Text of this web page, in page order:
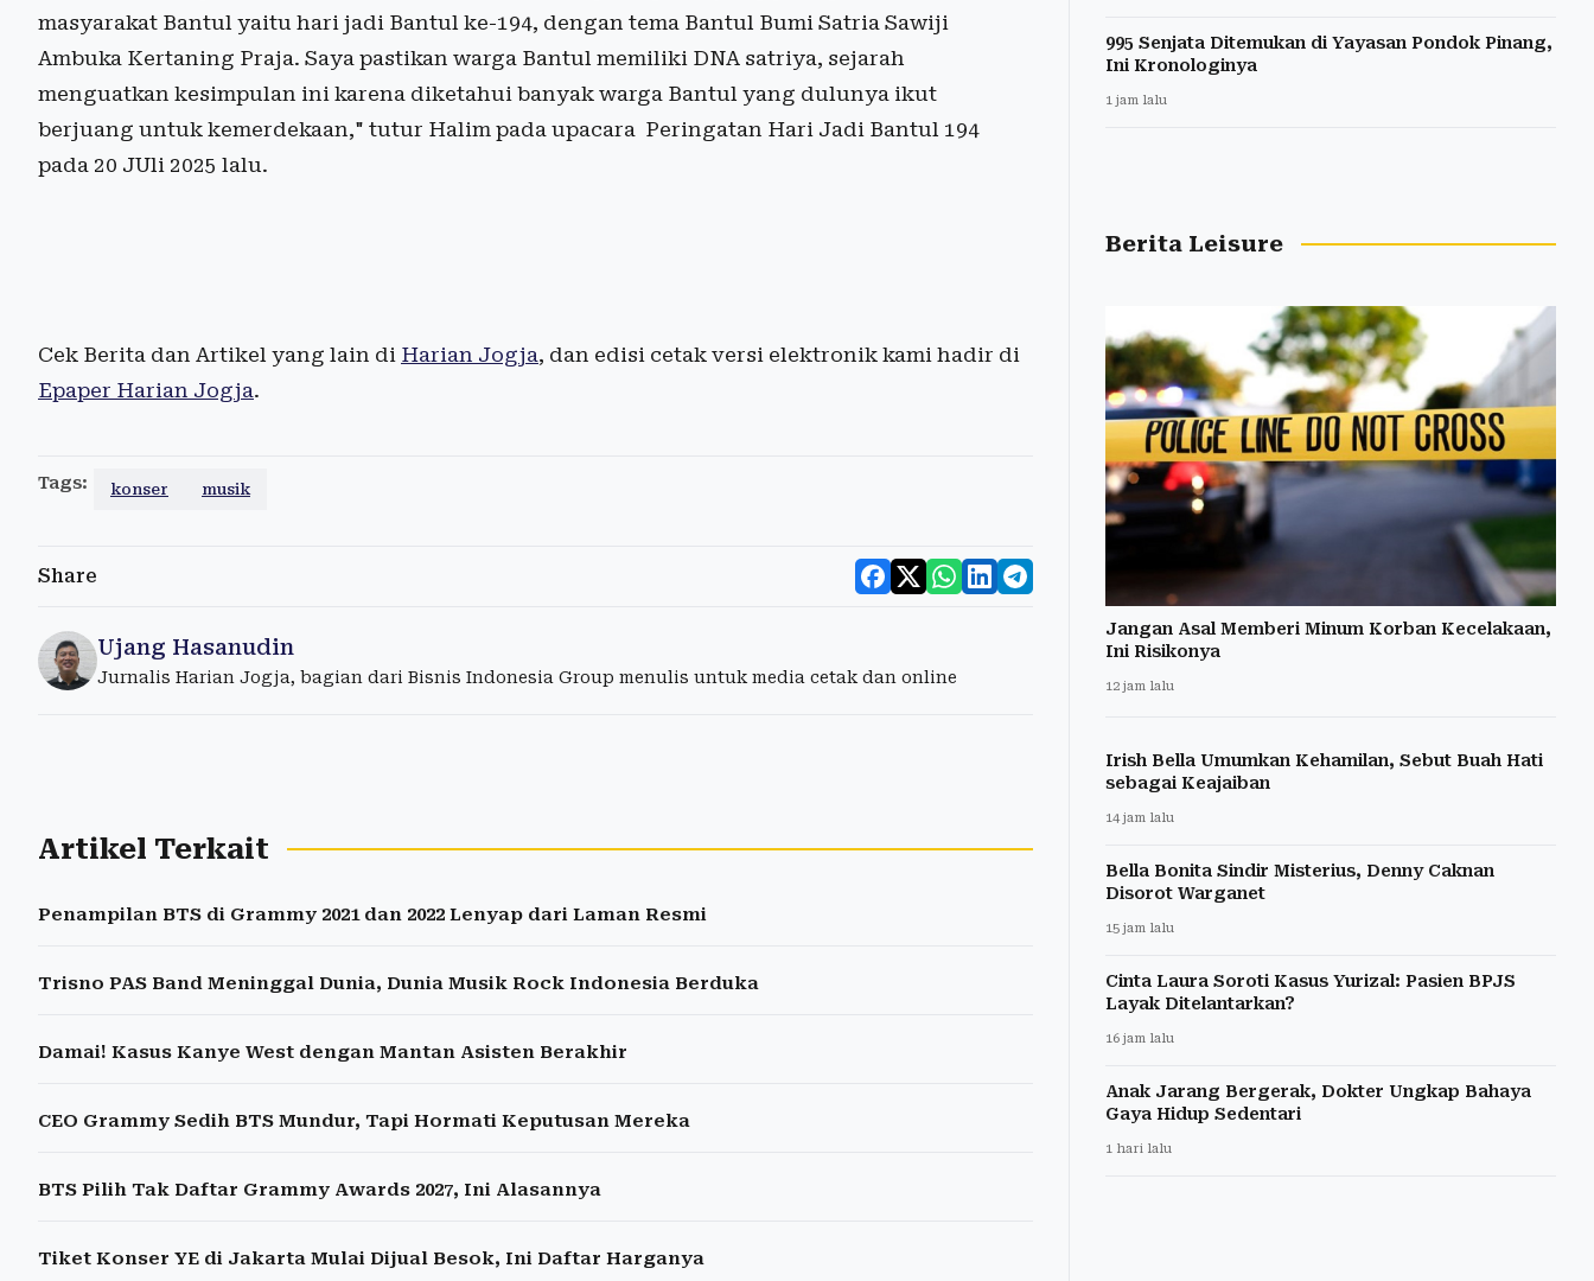
masyarakat Bantul yaitu hari jadi Bantul ke-194, dengan tema Bantul Bumi Satria Sawiji
Ambuka Kertaning Praja. Saya pastikan warga Bantul memiliki DNA satriya, sejarah
menguatkan kesimpulan ini karena diketahui banyak warga Bantul yang dulunya ikut
berjuang untuk kemerdekaan," tutur Halim pada upacara Peringatan Hari Jadi Bantul 194
pada 20 JUli 2025 lalu.
Cek Berita dan Artikel yang lain di Harian Jogja, dan edisi cetak versi elektronik kami hadir di
Epaper Harian Jogja.
Tags: konser musik
Share
Ujang Hasanudin
Jurnalis Harian Jogja, bagian dari Bisnis Indonesia Group menulis untuk media cetak dan online
Artikel Terkait
Penampilan BTS di Grammy 2021 dan 2022 Lenyap dari Laman Resmi
Trisno PAS Band Meninggal Dunia, Dunia Musik Rock Indonesia Berduka
Damai! Kasus Kanye West dengan Mantan Asisten Berakhir
CEO Grammy Sedih BTS Mundur, Tapi Hormati Keputusan Mereka
BTS Pilih Tak Daftar Grammy Awards 2027, Ini Alasannya
Tiket Konser YE di Jakarta Mulai Dijual Besok, Ini Daftar Harganya
995 Senjata Ditemukan di Yayasan Pondok Pinang,
Ini Kronologinya
1 jam lalu
Berita Leisure
Jangan Asal Memberi Minum Korban Kecelakaan,
Ini Risikonya
12 jam lalu
Irish Bella Umumkan Kehamilan, Sebut Buah Hati
sebagai Keajaiban
14 jam lalu
Bella Bonita Sindir Misterius, Denny Caknan
Disorot Warganet
15 jam lalu
Cinta Laura Soroti Kasus Yurizal: Pasien BPJS
Layak Ditelantarkan?
16 jam lalu
Anak Jarang Bergerak, Dokter Ungkap Bahaya
Gaya Hidup Sedentari
1 hari lalu